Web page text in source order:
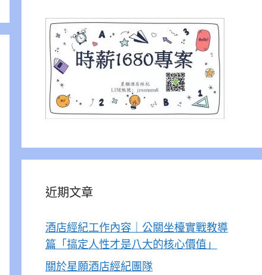
近期文章
酒店經紀工作內容｜公關坐檯實戰教導
篇「搞定人性才是八大的核心價值」
關於星願酒店經紀團隊